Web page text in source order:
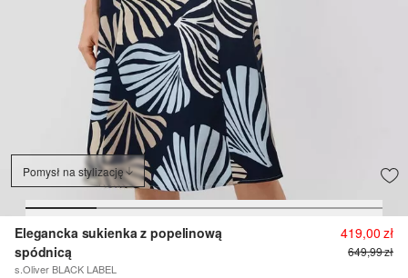
Pomysł na stylizację
Elegancka sukienka z popelinową
spódnicą
s.Oliver BLACK LABEL
419,00 zł
649,99 zł